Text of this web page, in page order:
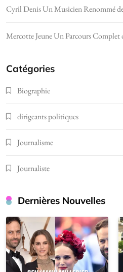
Cyril Denis Un Musicien Renommé de
Mercotte Jeune Un Parcours Complet
Catégories
Biographie
dirigeants politiques
Journalisme
Journaliste
Dernières Nouvelles